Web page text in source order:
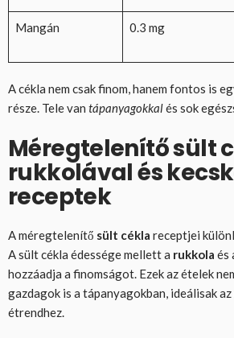
Mangán 0.3 mg
A cékla nem csak finom, hanem fontos is
része. Tele van tápanyagokkalés sok
Méregtelenítő sült
rukkolával és
receptek
A méregtelenítő sült cékla receptjei
A sült cékla édessége mellett a rukkola és
hozzáadja a finomságot. Ezek az ételek
gazdagok is a tápanyagokban, ideálisak
étrendhez.